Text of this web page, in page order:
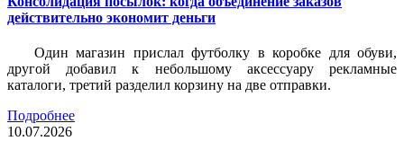
действительно экономит деньги
Один магазин прислал футболку в коробке для обуви,
другой добавил к небольшому аксессуару рекламные
каталоги, третий разделил корзину на две отправки.
Подробнее
10.07.2026